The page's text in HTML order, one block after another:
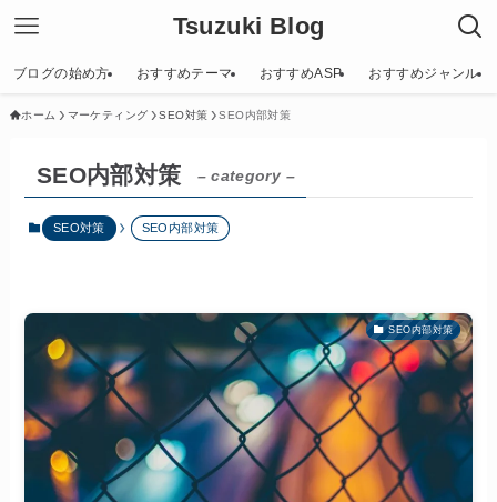
Tsuzuki Blog
ブログの始め方 おすすめテーマ おすすめASP おすすめジャンル
ホーム マーケティング SEO対策 SEO内部対策
SEO内部対策 – category –
SEO対策 SEO内部対策
SEO内部対策